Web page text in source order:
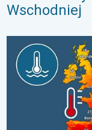
Wschodniej
Europejskie